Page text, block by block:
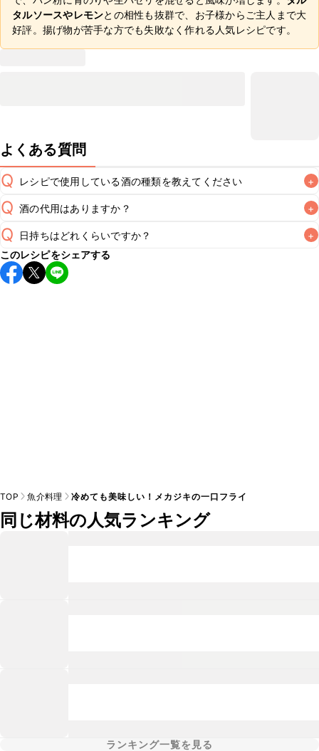
タルソースやレモンとの相性も抜群で、お子様からご主人まで大
好評。揚げ物が苦手な方でも失敗なく作れる人気レシピです。
よくある質問
Q レシピで使用している酒の種類を教えてください +
A
Q 酒の代用はありますか？ +
A
Q 日持ちはどれくらいですか？ +
保存期間は冷蔵で翌日中が目安です。なるべくお早めにお召
し上がりください。
このレシピをシェアする
TOP 魚介料理 冷めても美味しい！メカジキの一口フライ
同じ材料の人気ランキング
ランキング一覧を見る